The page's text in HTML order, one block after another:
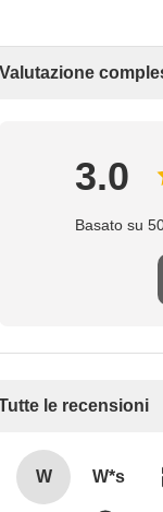
Valutazione
3.0
Basato su
le recensioni
W W*s